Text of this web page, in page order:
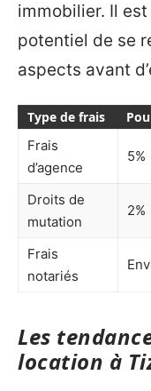
immobilier. Il
potentiel de se
aspects avant
Type de frais
Frais
d’agence
5%
Droits de
mutation
2%
Frais
notariés
Les
location à